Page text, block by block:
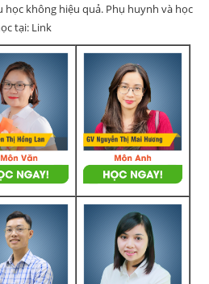
không hiệu quả. Phụ huynh và học
tại: Link